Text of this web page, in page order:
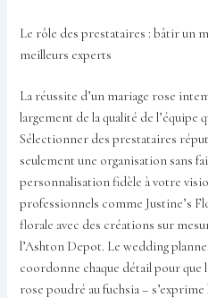
Le rôle des prestataires : bâtir un
meilleurs experts
La réussite d’un mariage rose
largement de la qualité de l’équipe
Sélectionner des prestataires
seulement une organisation sans
personnalisation fidèle à votre
professionnels comme Justine’s
florale avec des créations sur
l’Ashton Depot. Le wedding
coordonne chaque détail pour
rose poudré au fuchsia –